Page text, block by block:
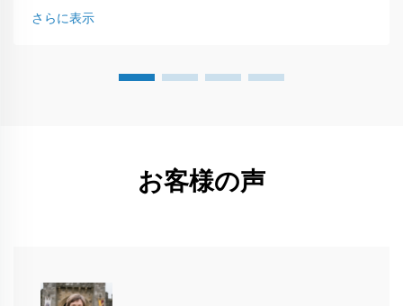
margin-top: 26px; margin-bottom: 18px; font-size:
20px !important; ...
さらに表示
お客様の声